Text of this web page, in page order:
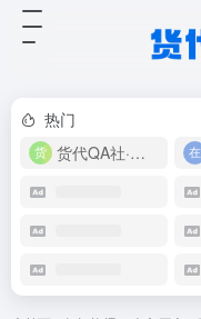
热门
货代QA社·让货代之路更简单！